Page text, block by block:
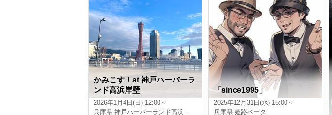
かみこす！at 神戸ハーバーラ
ンド高浜岸壁
2026年1月4日(日) 12:00～
兵庫県 神戸ハーバーランド高浜岸壁
「since1995」
2025年12月31日(水) 15:00～
兵庫県 姫路ベータ